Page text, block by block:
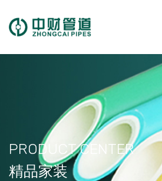
PRODUCT CENTER
精品家装